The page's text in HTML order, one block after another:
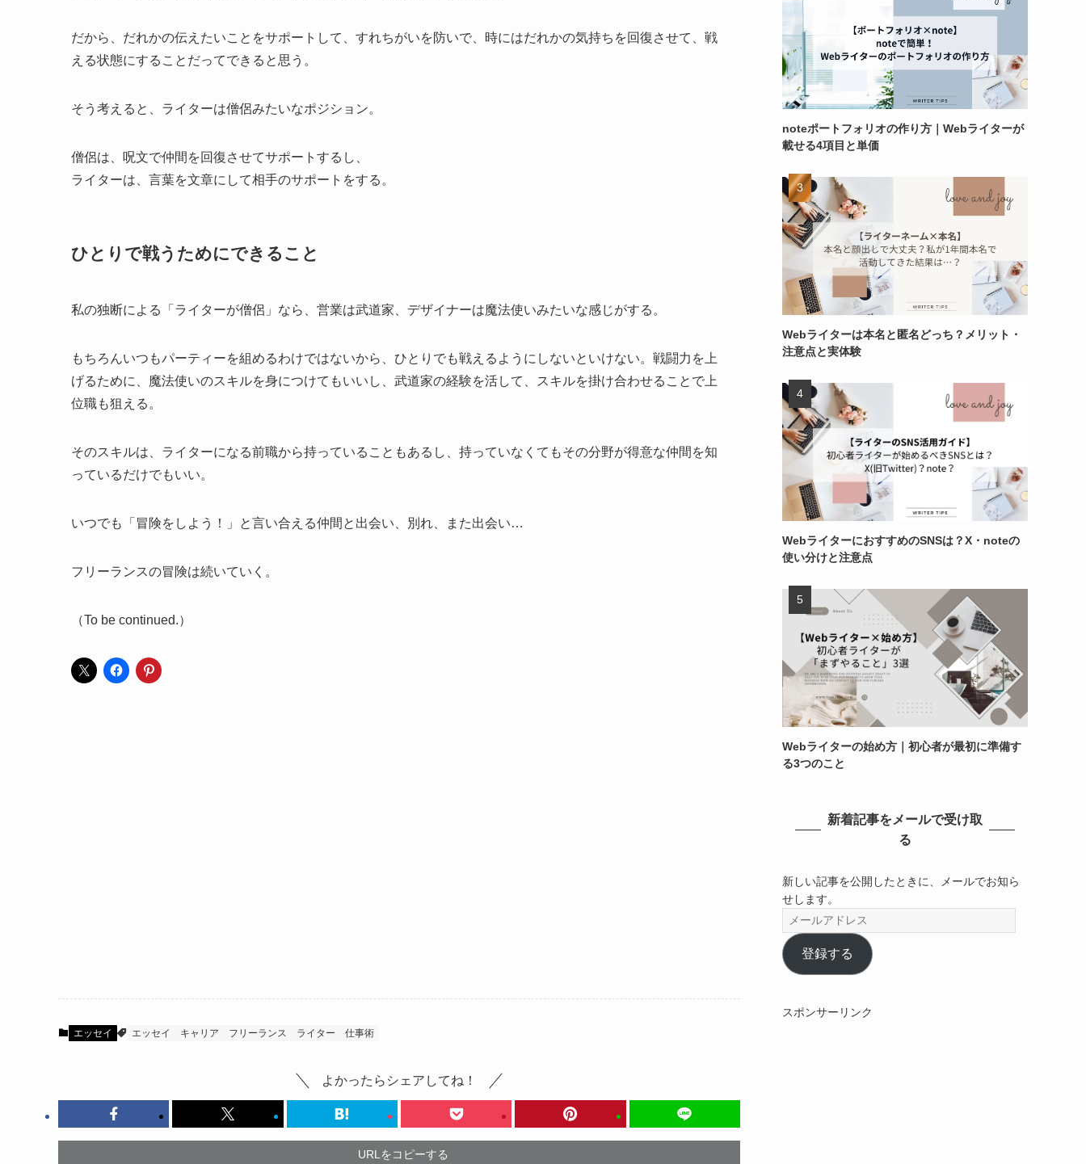
だから、だれかの伝えたいことをサポートして、すれちがいを防いで、時にはだれかの気持ちを回復させて、戦
える状態にすることだってできると思う。
そう考えると、ライターは僧侶みたいなポジション。
僧侶は、呪文で仲間を回復させてサポートするし、
ライターは、言葉を文章にして相手のサポートをする。
ひとりで戦うためにできること
私の独断による「ライターが僧侶」なら、営業は武道家、デザイナーは魔法使いみたいな感じがする。
もちろんいつもパーティーを組めるわけではないから、ひとりでも戦えるようにしないといけない。戦闘力を上
げるために、魔法使いのスキルを身につけてもいいし、武道家の経験を活して、スキルを掛け合わせることで上
位職も狙える。
そのスキルは、ライターになる前職から持っていることもあるし、持っていなくてもその分野が得意な仲間を知
っているだけでもいい。
いつでも「冒険をしよう！」と言い合える仲間と出会い、別れ、また出会い…
フリーランスの冒険は続いていく。
（To be continued.）
エッセイ エッセイ キャリア フリーランス ライター 仕事術
よかったらシェアしてね！
URLをコピーする
noteポートフォリオの作り方｜Webライターが
載せる4項目と単価
Webライターは本名と匿名どっち？メリット・
注意点と実体験
WebライターにおすすめのSNSは？X・noteの
使い分けと注意点
Webライターの始め方｜初心者が最初に準備す
る3つのこと
新着記事をメールで受け取
る
新しい記事を公開したときに、メールでお知ら
せします。
ー
ル
ア
登録する
スポンサーリンク